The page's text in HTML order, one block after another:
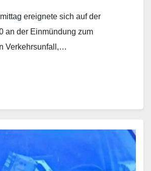
ereignete sich auf der
an der Einmündung zum
Verkehrsunfall,…